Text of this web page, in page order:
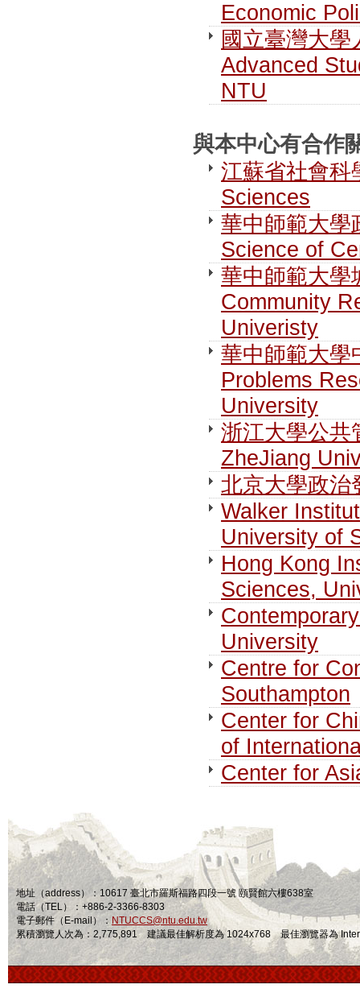
Economic
國立臺灣大
Advanced
NTU
與本中心有合作
江蘇省社會科
Sciences
華中師範大學
Science of
華中師範大學
Community
Univeristy
華中師範大學
Problems
University
浙江大學公共
ZheJiang
北京大學政治
Walker
University of
Hong Kong
Sciences,
University
Centre for
Southampton
Center for
of
Center for
地址（address）：10617 臺北市羅斯福路四段一號 頤賢館六樓638室
電話（TEL）：+886-2-3366-8303
電子郵件（E-mail）： NTUCCS@ntu.edu.tw
累積瀏覽人次為：2,775,891 建議最佳解析度為 1024x768 最佳瀏覽器為